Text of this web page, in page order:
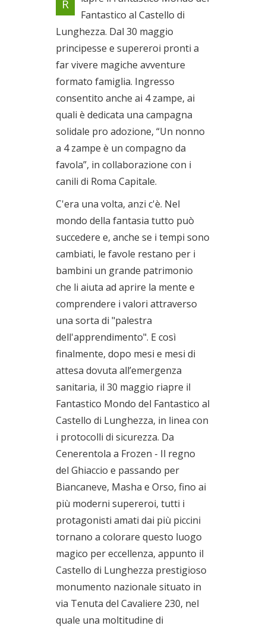
Lunghezza il mondo della
fantasia
Dal 30/05/2021 al
30/09/2021
R
Fantastico al Castello di
Lunghezza. Dal 30 maggio
principesse e supereroi pronti a
far vivere magiche avventure
formato famiglia. Ingresso
consentito anche ai 4 zampe, ai
quali è dedicata una campagna
solidale pro adozione, “Un nonno
a 4 zampe è un compagno da
favola”, in collaborazione con i
canili di Roma Capitale.
C'era una volta, anzi c'è. Nel
mondo della fantasia tutto può
succedere e, anche se i tempi sono
cambiati, le favole restano per i
bambini un grande patrimonio
che li aiuta ad aprire la mente e
comprendere i valori attraverso
una sorta di "palestra
dell'apprendimento". E così
finalmente, dopo mesi e mesi di
attesa dovuta all’emergenza
sanitaria, il 30 maggio riapre il
Fantastico Mondo del Fantastico al
Castello di Lunghezza, in linea con
i protocolli di sicurezza. Da
Cenerentola a Frozen - Il regno
del Ghiaccio e passando per
Biancaneve, Masha e Orso, fino ai
più moderni supereroi, tutti i
protagonisti amati dai più piccini
tornano a colorare questo luogo
magico per eccellenza, appunto il
Castello di Lunghezza prestigioso
monumento nazionale situato in
via Tenuta del Cavaliere 230, nel
quale una moltitudine di